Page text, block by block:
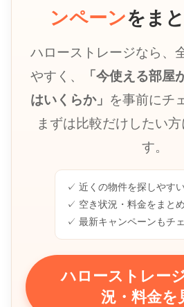
ンペーンをま
ハローストレージなら、
やすく、
「今使える部屋
はいくらか」 を事前にチ
まずは比較だけしたい
す。
✓ 近くの物件を探しやすい
✓ 空き状況・料金をまと
✓ 最新キャンペーンもチ
ハローストレー
況・料金を